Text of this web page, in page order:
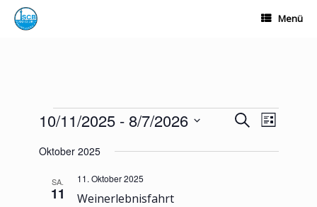
Inhalt
springen
Menü
Veranstaltungen
Veranstaltungen
Suche
Ansichten,
Suche
Ansichten-
Liste
10/11/2025 - 8/7/2026
wählen.
Oktober 2025
SA.
11 Weinerlebnisfahrt
11. Oktober 2025